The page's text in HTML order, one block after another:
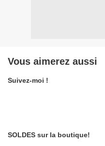
Vous aimerez aussi
Suivez-moi !
SOLDES sur la boutique!